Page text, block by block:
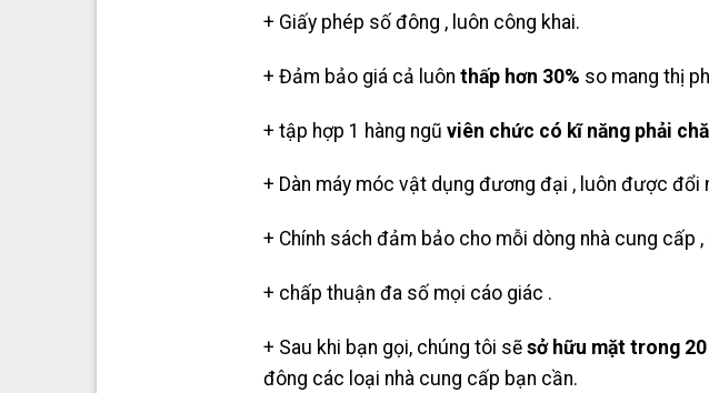
+ Giấy phép số đông , luôn công khai.
+ Đảm bảo giá cả luôn thấp hơn 30% so mang thị
+ tập hợp 1 hàng ngũ viên chức có kĩ năng phải
+ Dàn máy móc vật dụng đương đại , luôn được đổi
+ Chính sách đảm bảo cho mỗi dòng nhà cung cấp
+ chấp thuận đa số mọi cáo giác .
+ Sau khi bạn gọi, chúng tôi sẽ sở hữu mặt trong
đông các loại nhà cung cấp bạn cần.